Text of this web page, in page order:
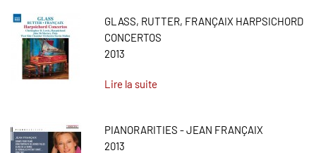
GLASS, RUTTER, FRANÇAIX HARPSICHORD
CONCERTOS
2013
Lire la suite
PIANORARITIES - JEAN FRANÇAIX
2013